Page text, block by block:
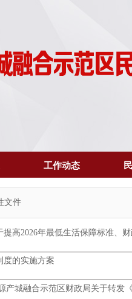
工作动态
文件
高2026年最低生活保障标准、
度的实施方案
产城融合示范区财政局关于转发